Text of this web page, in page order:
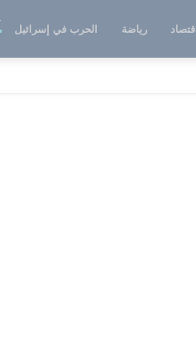
اقتصاد رياضة الحرب في إسرائيل